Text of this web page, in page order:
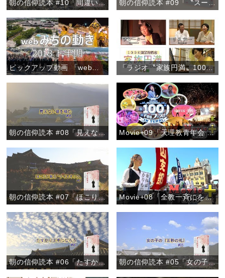
朝の信仰読本 #10「間違い電話を喜ぶ心」 朝の信仰読本 #09「〝スーちゃん〟から学んだおたすけの心」
ピックアップ動画 「webみちの動き 2018下半期」 「ラジオ〝家族円満〟1000回放送記念『朝、新たな出会いを』」
朝の信仰読本 #08「見えない徳を積む」 Movie+09「天理教青年会 100フェス！」
朝の信仰読本 #07「ほこりが散る〝ナイスキック〟」 Movie+08「全教一斉にをいがけデー2018」
朝の信仰読本 #06「たすかり上手になろう」 朝の信仰読本 #05「女の子の『五秒の礼』」